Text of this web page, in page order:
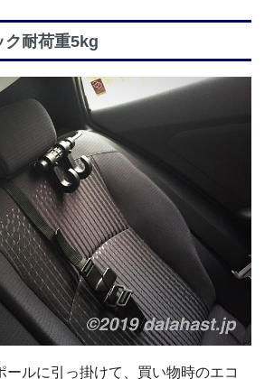
ク耐荷重5kg
ールに引っ掛けて、買い物時のエコ